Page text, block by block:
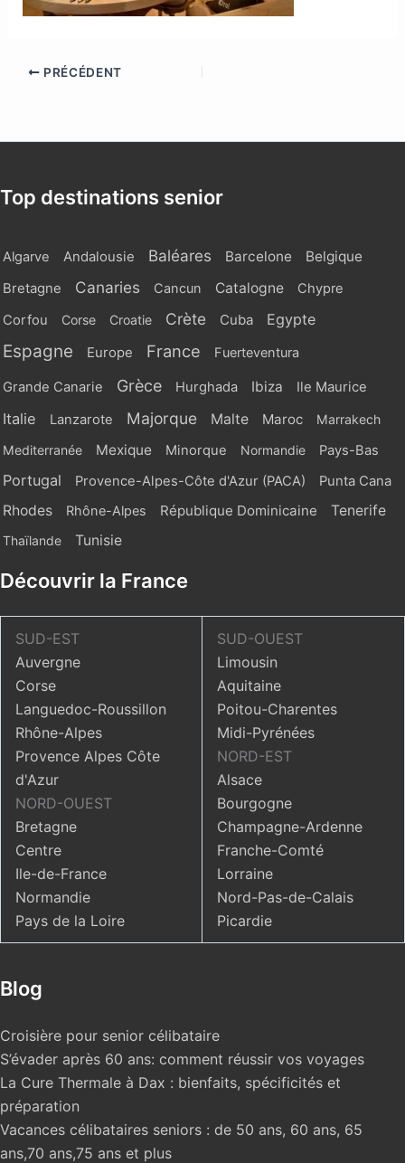
PRÉCÉDENT
Top destinations senior
Algarve Andalousie Baléares Barcelone Belgique
Bretagne Canaries Cancun Catalogne
Chypre
Corfou
Corse Croatie Crète Cuba Egypte
Espagne Europe France Fuerteventura
Grande Canarie Grèce Hurghada Ibiza Ile Maurice
Italie Lanzarote Majorque Malte Maroc
Marrakech
Mediterranée
Mexique Minorque Normandie Pays-Bas
Portugal Provence-Alpes-Côte d'Azur (PACA) Punta Cana
Rhodes Rhône-Alpes République Dominicaine Tenerife
Thaïlande Tunisie
Découvrir la France
SUD-EST
Auvergne
Corse
Languedoc-Roussillon
Rhône-Alpes
Provence Alpes Côte
d'Azur
NORD-OUEST
Bretagne
Centre
Ile-de-France
Normandie
Pays de la Loire
SUD-OUEST
Limousin
Aquitaine
Poitou-Charentes
Midi-Pyrénées
NORD-EST
Alsace
Bourgogne
Champagne-Ardenne
Franche-Comté
Lorraine
Nord-Pas-de-Calais
Picardie
Blog
Croisière pour senior célibataire
S’évader après 60 ans: comment réussir vos voyages
La Cure Thermale à Dax : bienfaits, spécificités et
préparation
Vacances célibataires seniors : de 50 ans, 60 ans, 65
ans,70 ans,75 ans et plus